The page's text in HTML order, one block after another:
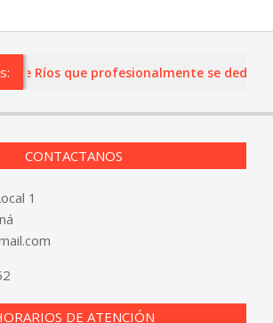
Ríos que profesionalmente se
CONTACTANOS
1
DE ATENCIÓN